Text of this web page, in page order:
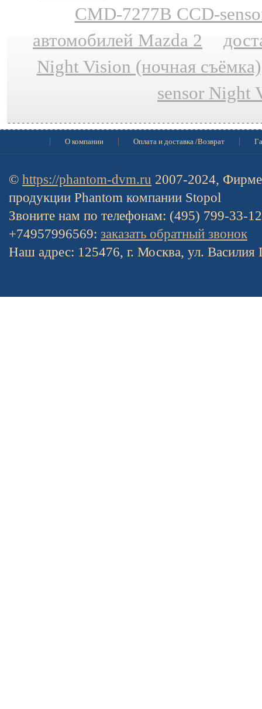
CMD-7277B CCD-
автомобилей Mazda 2
Night Vision (ночная съёмка)
sensor Night
О компании Оплата и доставка /Возврат
© https://phantom-dvm.ru 2007-2024,
продукции Phantom компании Stopol
Звоните нам по телефонам: (495) 799-33-
+74957996569: заказать обратный звонок
Наш адрес: 125476, г. Москва, ул. Василия